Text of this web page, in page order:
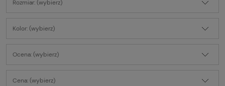
Rozmiar: (wybierz)
Kolor: (wybierz)
Ocena: (wybierz)
Cena: (wybierz)